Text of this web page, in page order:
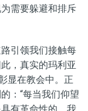
需要躲避和排斥
引领我们接触每
，真实的玛利亚
显在教会中。正
：“每当我们仰望